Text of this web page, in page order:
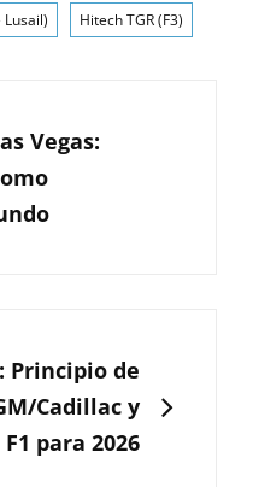
Hitech TGR (F3)
Vegas:
Principio de
Cadillac y
para 2026